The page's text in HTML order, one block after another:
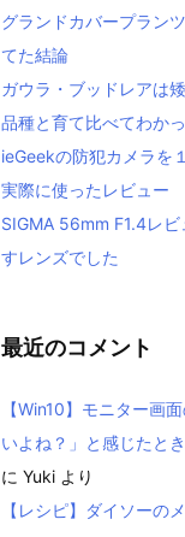
グランドカバープラン
てた結論
ガウラ・ブッドレアは
品種と育て比べてわか
ieGeekの防犯カメラを
実際に使ったレビュー
SIGMA 56mm F1.4レ
すレンズでした
最近のコメント
【Win10】モニター画
いよね？」と感じたと
に Yuki より
【レシピ】ダイソーの